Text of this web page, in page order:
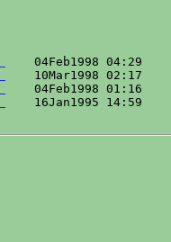
16Jan1995 14:59